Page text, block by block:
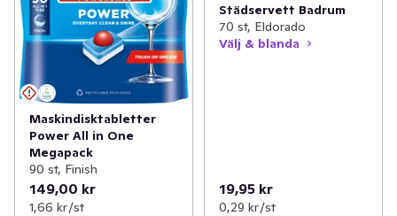
Maskindisktabletter
Power All in One
Megapack
90 st, Finish
149,00 kr
1,66 kr /st
Städservett Badrum
70 st, Eldorado
Välj & blanda
19,95 kr
0,29 kr /st